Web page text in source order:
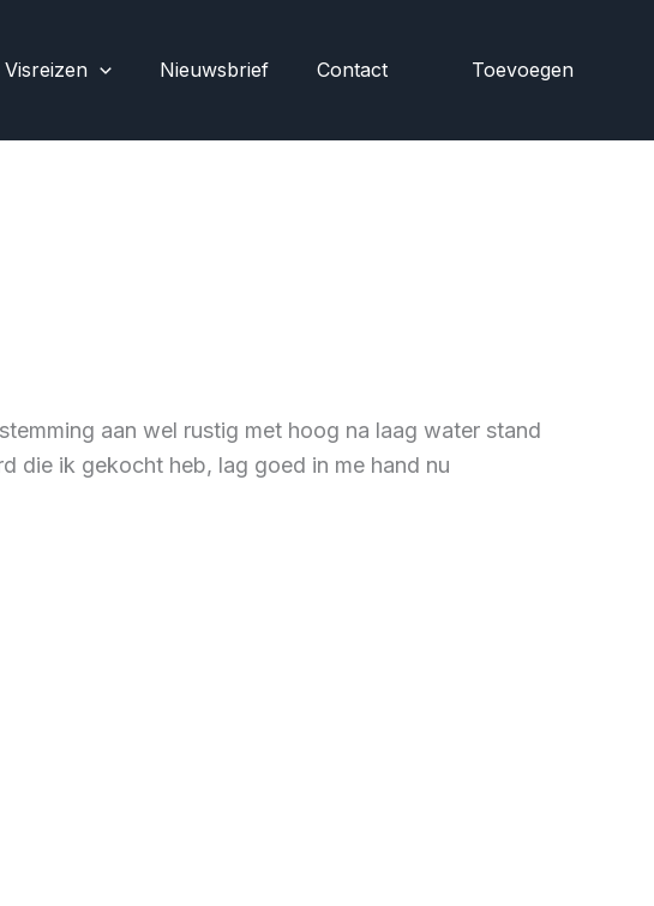
Visreizen Nieuwsbrief Contact Toevoegen
aan wel rustig met hoog na laag water stand
die ik gekocht heb, lag goed in me hand nu